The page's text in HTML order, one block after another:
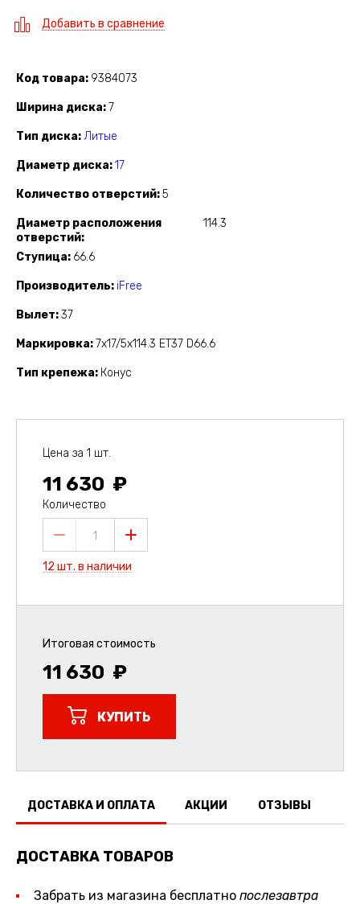
Добавить в сравнение
Код товара 9384073
Ширина диска 7
Тип диска Литые
Диаметр диска 17
Количество отверстий 5
Диаметр расположения
отверстий
114.3
Ступица 66.6
Производитель iFree
Вылет 37
Маркировка 7x17/5x114.3 ET37 D66.6
Тип крепежа Конус
Цена за 1 шт.
11 630
Количество
1
12 шт. в наличии
Итоговая стоимость
11 630
КУПИТЬ
ДОСТАВКА И ОПЛАТА АКЦИИ ОТЗЫВЫ
ДОСТАВКА ТОВАРОВ
Забрать из магазина бесплатно послезавтра